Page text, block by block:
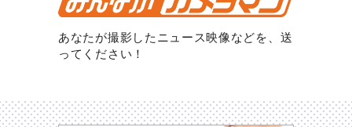
あなたが撮影したニュース映像などを、送
ってください！